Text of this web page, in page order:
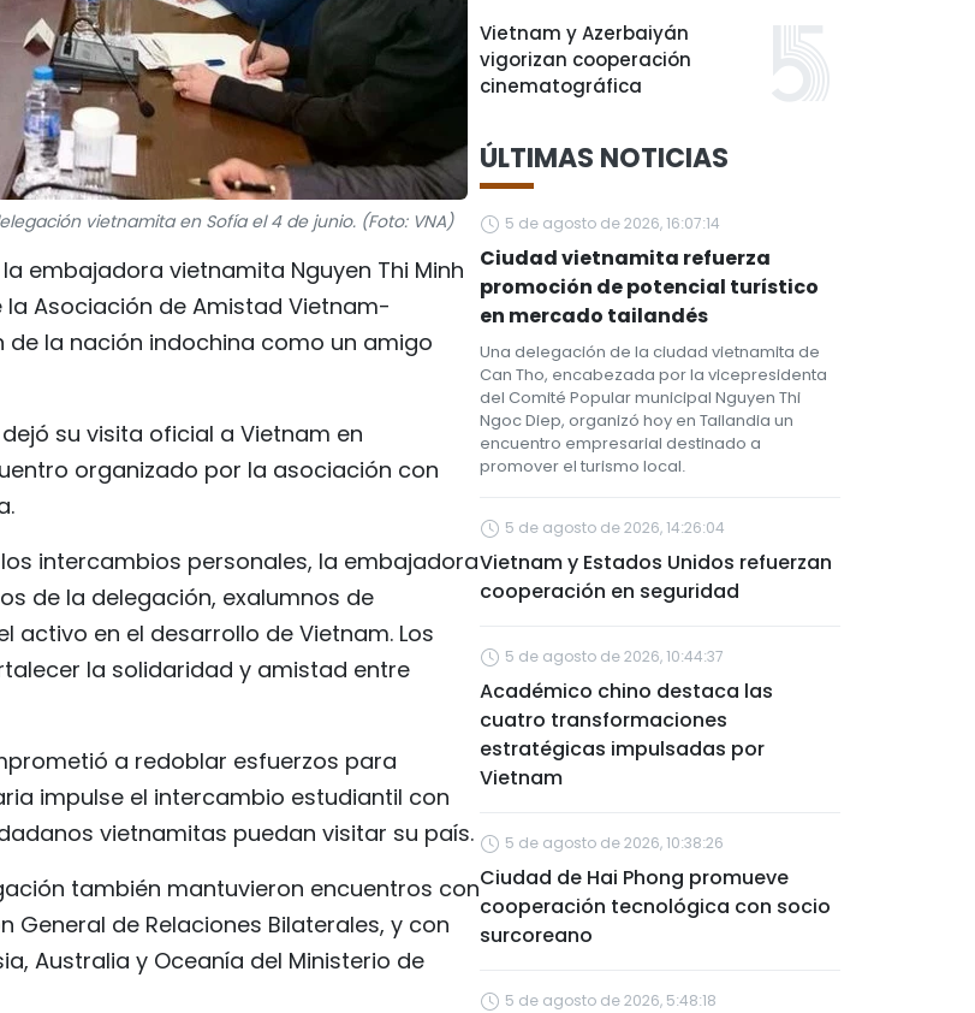
vietnamita en Sofía el 4 de junio. (Foto: VNA)
embajadora vietnamita Nguyen Thi Minh
Asociación de Amistad Vietnam-
de la nación indochina como un amigo
su visita oficial a Vietnam en
organizado por la asociación con
intercambios personales, la embajadora
de la delegación, exalumnos de
activo en el desarrollo de Vietnam. Los
la solidaridad y amistad entre
a redoblar esfuerzos para
impulse el intercambio estudiantil con
vietnamitas puedan visitar su país.
también mantuvieron encuentros con
General de Relaciones Bilaterales, y con
Australia y Oceanía del Ministerio de
Vietnam y Azerbaiyán
vigorizan cooperación
cinematográfica
ÚLTIMAS NOTICIAS
5 de agosto de 2026, 16:07:14
Ciudad vietnamita refuerza
promoción de potencial turístico
en mercado tailandés
Una delegación de la ciudad vietnamita de
Can Tho, encabezada por la vicepresidenta
del Comité Popular municipal Nguyen Thi
Ngoc Diep, organizó hoy en Tailandia un
encuentro empresarial destinado a
promover el turismo local.
5 de agosto de 2026, 14:26:04
Vietnam y Estados Unidos refuerzan
cooperación en seguridad
5 de agosto de 2026, 10:44:37
Académico chino destaca las
cuatro transformaciones
estratégicas impulsadas por
Vietnam
5 de agosto de 2026, 10:38:26
Ciudad de Hai Phong promueve
cooperación tecnológica con socio
surcoreano
5 de agosto de 2026, 5:48:18